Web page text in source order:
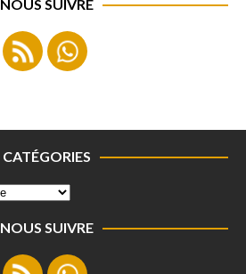
NOUS SUIVRE
CATÉGORIES
NOUS SUIVRE